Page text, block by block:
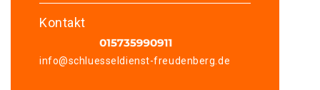
Kontakt
info@schluesseldienst-freudenberg.de